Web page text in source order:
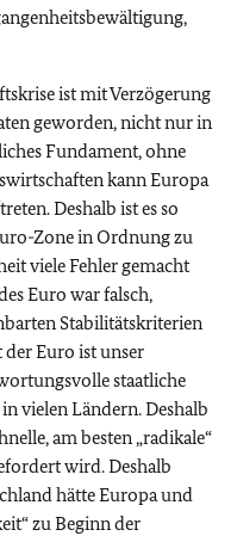
ist mit Verzögerung
geworden, nicht nur in
Fundament, ohne
kann Europa
Deshalb ist es so
Zone in Ordnung zu
viele Fehler gemacht
Euro war falsch,
Stabilitätskriterien
Euro ist unser
staatliche
vielen Ländern. Deshalb
am besten „radikale“
wird. Deshalb
hätte Europa und
zu Beginn der